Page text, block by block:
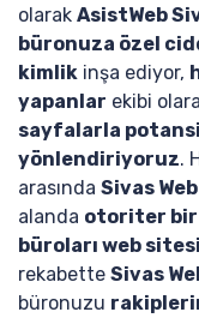
olarak AsistWeb
büronuza özel
kimlik inşa ediyor,
yapanlar ekibi
sayfalarla
yönlendiriyoruz.
arasında Sivas
alanda otoriter bir
büroları web
rekabette Sivas
büronuzu